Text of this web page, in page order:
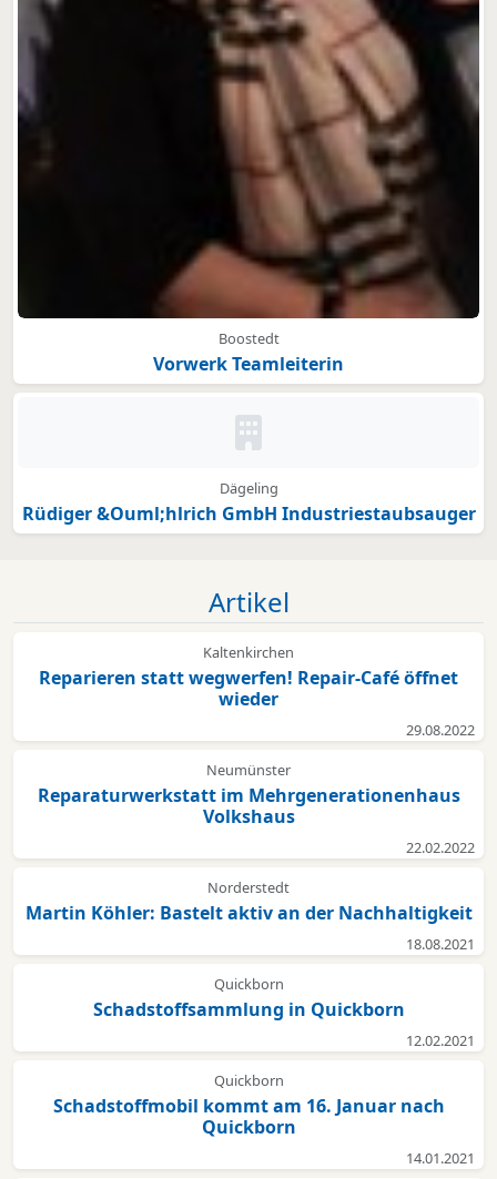
Boostedt
Vorwerk Teamleiterin
Kein Bild oder Logo hinterlegt
Dägeling
Rüdiger &Ouml;hlrich GmbH Industriestaubsauger
Artikel
Kaltenkirchen
Reparieren statt wegwerfen! Repair-Café öffnet
wieder
29.08.2022
Neumünster
Reparaturwerkstatt im Mehrgenerationenhaus
Volkshaus
22.02.2022
Norderstedt
Martin Köhler: Bastelt aktiv an der Nachhaltigkeit
18.08.2021
Quickborn
Schadstoffsammlung in Quickborn
12.02.2021
Quickborn
Schadstoffmobil kommt am 16. Januar nach
Quickborn
14.01.2021